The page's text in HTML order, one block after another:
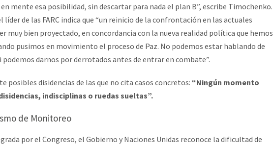
mente esa posibilidad, sin descartar para nada el plan B”, escribe Timochenko.
líder de las FARC indica que “un reinicio de la confrontación en las actuales
muy bien proyectado, en concordancia con la nueva realidad política que hemos
pusimos en movimiento el proceso de Paz. No podemos estar hablando de
darnos por derrotados antes de entrar en combate”.
posibles disidencias de las que no cita casos concretos: “Ningún momento
indisciplinas o ruedas sueltas”.
de Monitoreo
por el Congreso, el Gobierno y Naciones Unidas reconoce la dificultad de